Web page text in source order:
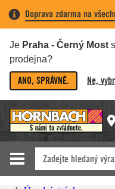
Doprava zdarma na
Je Praha - Černý Most
prodejna?
ANO, SPRÁVNĚ. Ne,